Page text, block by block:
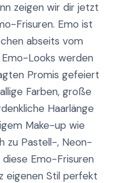
zeigen wir dir jetzt
Frisuren. Emo ist
abseits vom
Looks werden
Promis gefeiert
Farben, große
Haarlänge
Make-up wie
zu Pastell-, Neon-
Emo-Frisuren
eigenen Stil perfekt